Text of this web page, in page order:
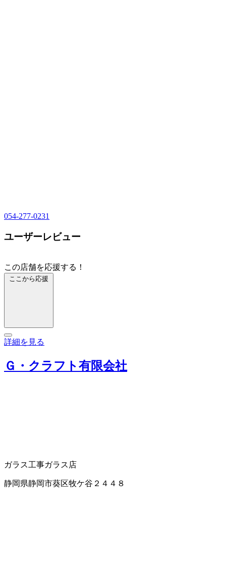
054-277-0231
ユーザーレビュー
この店舗を応援する！
ここから応援
詳細を見る
Ｇ・クラフト有限会社
ガラス工事ガラス店
静岡県静岡市葵区牧ケ谷２４４８